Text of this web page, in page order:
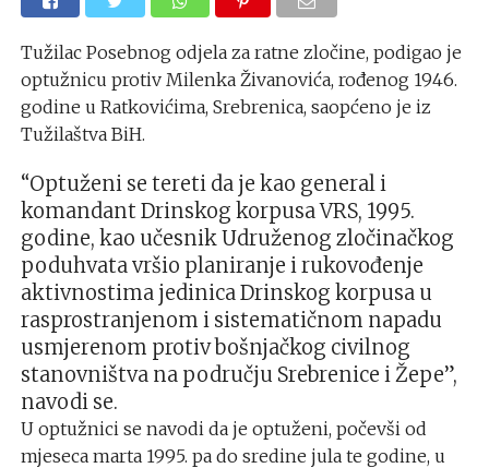
Tužilac Posebnog odjela za ratne zločine, podigao je
optužnicu protiv Milenka Živanovića, rođenog 1946.
godine u Ratkovićima, Srebrenica, saopćeno je iz
Tužilaštva BiH.
“Optuženi se tereti da je kao general i
komandant Drinskog korpusa VRS, 1995.
godine, kao učesnik Udruženog zločinačkog
poduhvata vršio planiranje i rukovođenje
aktivnostima jedinica Drinskog korpusa u
rasprostranjenom i sistematičnom napadu
usmjerenom protiv bošnjačkog civilnog
stanovništva na području Srebrenice i Žepe”,
navodi se.
U optužnici se navodi da je optuženi, počevši od
mjeseca marta 1995. pa do sredine jula te godine, u